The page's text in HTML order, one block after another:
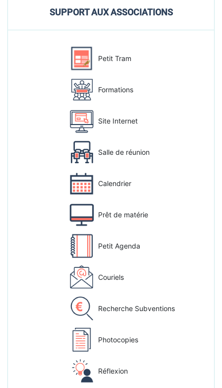
SUPPORT AUX ASSOCIATIONS
Petit Tram
Formations
Site Internet
Salle de réunion
Calendrier
Prêt de matérie
Petit Agenda
Couriels
Recherche Subventions
Photocopies
Réflexion